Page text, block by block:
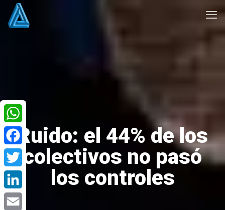
Ruido: el 44% de los
colectivos no pasó
los controles
WhatsApp
Facebook
Twitter
LinkedIn